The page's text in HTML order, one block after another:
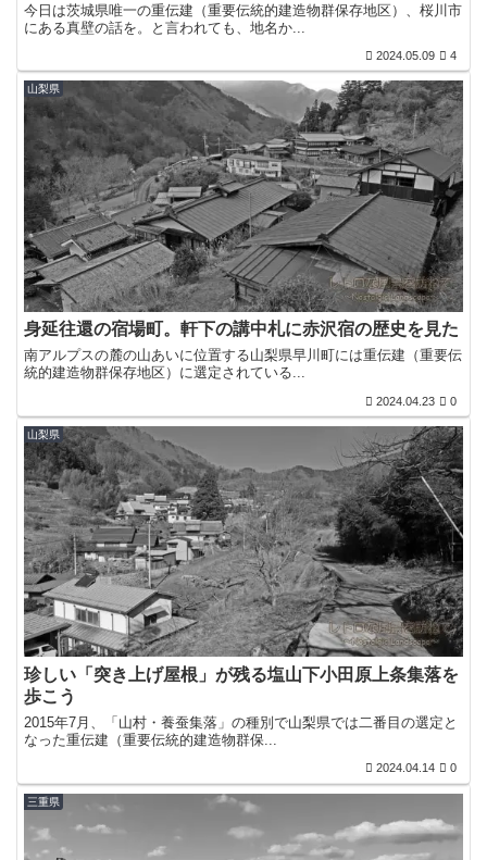
今日は茨城県唯一の重伝建（重要伝統的建造物群保存地区）、桜川市
にある真壁の話を。と言われても、地名か...
2024.05.09 4
山梨県
身延往還の宿場町。軒下の講中札に赤沢宿の歴史を見た
南アルプスの麓の山あいに位置する山梨県早川町には重伝建（重要伝
統的建造物群保存地区）に選定されている...
2024.04.23 0
山梨県
珍しい「突き上げ屋根」が残る塩山下小田原上条集落を
歩こう
2015年7月、「山村・養蚕集落」の種別で山梨県では二番目の選定と
なった重伝建（重要伝統的建造物群保...
2024.04.14 0
三重県